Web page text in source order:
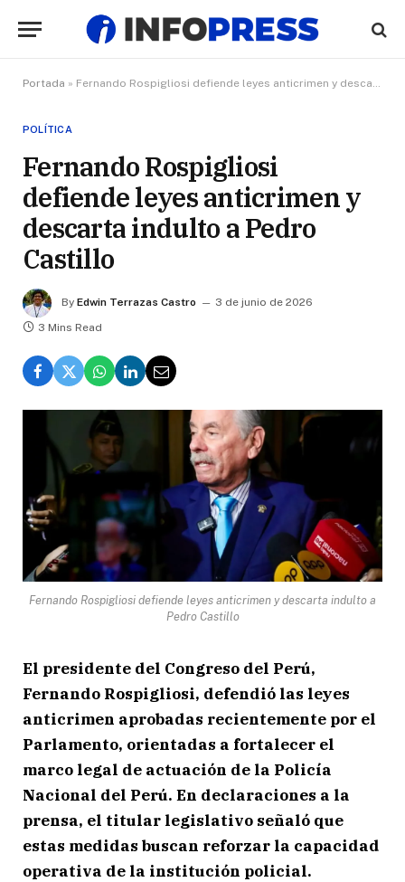
Portada » Fernando Rospigliosi defiende leyes anticrimen y descarta indulto a Pedro Castillo
POLÍTICA
Fernando Rospigliosi
defiende leyes anticrimen y
descarta indulto a Pedro
Castillo
By Edwin Terrazas Castro
3 de junio de 2026
3 Mins Read
Fernando Rospigliosi defiende leyes anticrimen y descarta indulto a
Pedro Castillo
El presidente del Congreso del Perú,
Fernando Rospigliosi, defendió las leyes
anticrimen aprobadas recientemente por el
Parlamento, orientadas a fortalecer el
marco legal de actuación de la Policía
Nacional del Perú. En declaraciones a la
prensa, el titular legislativo señaló que
estas medidas buscan reforzar la capacidad
operativa de la institución policial.